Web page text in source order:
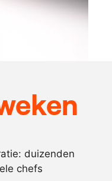
duizenden
chefs